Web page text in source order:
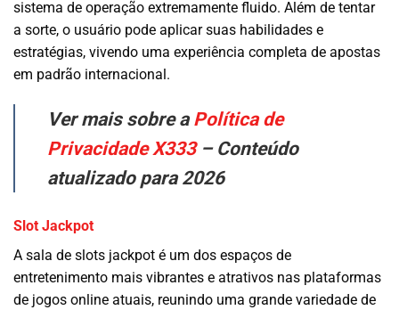
sistema de operação extremamente fluido. Além de tentar
a sorte, o usuário pode aplicar suas habilidades e
estratégias, vivendo uma experiência completa de apostas
em padrão internacional.
Ver mais sobre aPolítica de
Privacidade X333– Conteúdo
atualizado para 2026
Slot Jackpot
A sala de slots jackpot é um dos espaços de
entretenimento mais vibrantes e atrativos nas plataformas
de jogos online atuais, reunindo uma grande variedade de